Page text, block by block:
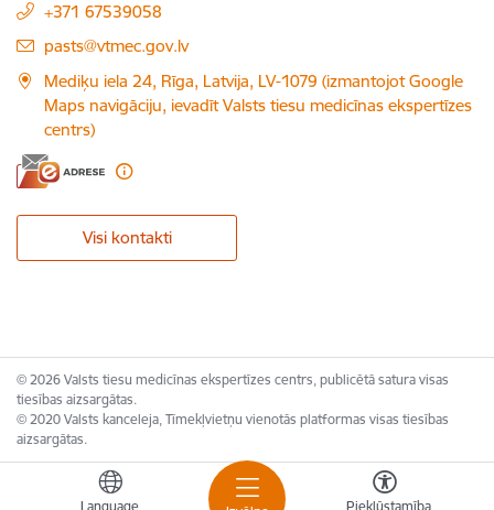
Language Piekļūstamība
+371 67539058
E-pasts:
pasts@vtmec.gov.lv
Mediķu iela 24, Rīga, Latvija, LV-1079 (izmantojot Google
Maps navigāciju, ievadīt Valsts tiesu medicīnas ekspertīzes
centrs)
Visi kontakti
© 2026 Valsts tiesu medicīnas ekspertīzes centrs, publicētā satura visas
tiesības aizsargātas.
© 2020 Valsts kanceleja, Tīmekļvietņu vienotās platformas visas tiesības
aizsargātas.